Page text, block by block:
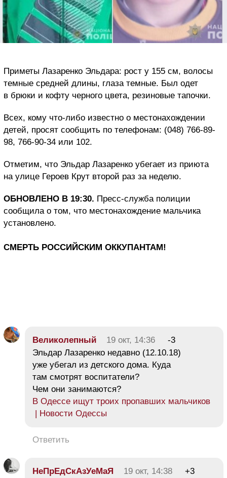
Приметы Лазаренко Эльдара: рост у 155 см, волосы
темные средней длины, глаза темные. Был одет
в брюки и кофту черного цвета, резиновые тапочки.
Всех, кому что-либо известно о местонахождении
детей, просят сообщить по телефонам: (048) 766-89-
98, 766-90-34 или 102.
Отметим, что Эльдар Лазаренко убегает из приюта
на улице Героев Крут второй раз за неделю.
ОБНОВЛЕНО В 19:30. Пресс-служба полиции
сообщила о том, что местонахождение мальчика
установлено.
СМЕРТЬ РОССИЙСКИМ ОККУПАНТАМ!
Великолепный 19 окт, 14:36
-3
Эльдар Лазаренко недавно (12.10.18)
уже убегал из детского дома. Куда
там смотрят воспитатели?
Чем они занимаются?
В Одессе ищут троих пропавших мальчиков
| Новости Одессы
Ответить
НеПрЕдСкАзУеМаЯ 19 окт, 14:38
+3